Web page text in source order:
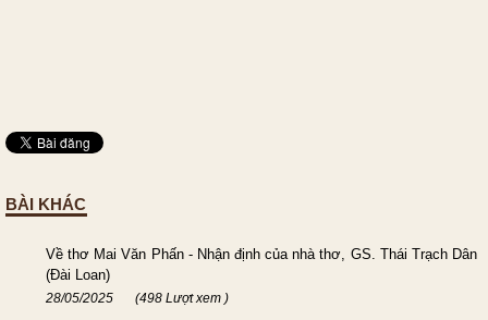
BÀI KHÁC
Về thơ Mai Văn Phấn - Nhận định của nhà thơ, GS. Thái Trạch Dân
(Đài Loan)
28/05/2025 (498 Lượt xem )